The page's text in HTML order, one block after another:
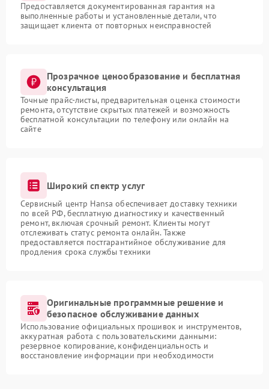
Предоставляется документированная гарантия на
выполненные работы и установленные детали, что
защищает клиента от повторных неисправностей
Прозрачное ценообразование и бесплатная
консультация
Точные прайс-листы, предварительная оценка стоимости
ремонта, отсутствие скрытых платежей и возможность
бесплатной консультации по телефону или онлайн на
сайте
Широкий спектр услуг
Сервисный центр Hansa обеспечивает доставку техники
по всей РФ, бесплатную диагностику и качественный
ремонт, включая срочный ремонт. Клиенты могут
отслеживать статус ремонта онлайн. Также
предоставляется постгарантийное обслуживание для
продления срока службы техники
Оригинальные программные решение и
безопасное обслуживание данных
Использование официальных прошивок и инструментов,
аккуратная работа с пользовательскими данными:
резервное копирование, конфиденциальность и
восстановление информации при необходимости